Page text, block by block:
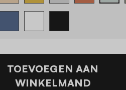
TOEVOEGEN AAN
WINKELMAND